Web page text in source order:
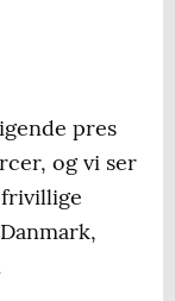
pres
og vi ser